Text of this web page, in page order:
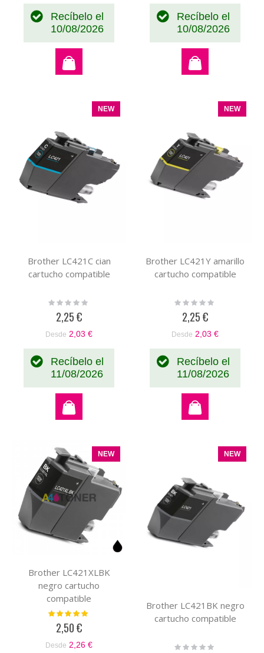
Recíbelo el
10/08/2026
Recíbelo el
10/08/2026
NEW
Brother LC421C cian
cartucho compatible
Rating:
2,25 €
Desde 2,03 €
Recíbelo el
11/08/2026
NEW
Brother LC421Y amarillo
cartucho compatible
Rating:
2,25 €
Desde 2,03 €
Recíbelo el
11/08/2026
NEW
Brother LC421XLBK
negro cartucho
compatible
Valoración:
2,50 €
Desde 2,26 €
NEW
Brother LC421BK negro
cartucho compatible
Rating: